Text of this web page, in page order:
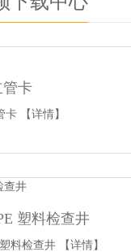
管卡
卡 【详情】
塑料检查井
料检查井 【详情】